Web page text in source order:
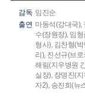
감독 임진순
출연 마동석(강대국),
수(장원장), 임형
형사), 김찬형(박
리), 진선규(브로
해림(지우병원
실장), 장명진(
자2), 송진희(뉴